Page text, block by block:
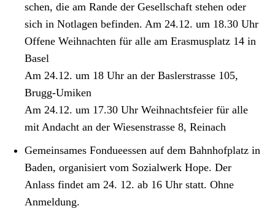
schen, die am Rande der Gesellschaft ste­hen oder
sich in Not­la­gen befind­en. Am 24.12. um 18.30 Uhr
Offene Wei­h­nacht­en für alle am Eras­mus­platz 14 in
Basel
Am 24.12. um 18 Uhr an der Basler­strasse 105,
Brugg-Umiken
Am 24.12. um 17.30 Uhr Wei­h­nachts­feier für alle
mit Andacht an der Wiesen­strasse 8, Reinach
Gemein­sames Fon­dueessen auf dem Bahn­hof­platz in
Baden, organ­isiert vom Sozial­w­erk Hope. Der
Anlass find­et am 24. 12. ab 16 Uhr statt. Ohne
Anmel­dung.